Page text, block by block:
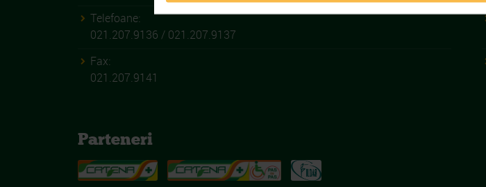
Telefoane:
021.207.9136 / 021.207.9137
Fax:
021.207.9141
Parteneri